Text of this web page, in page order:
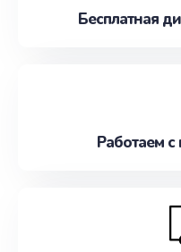
Бесплатная
Работаем